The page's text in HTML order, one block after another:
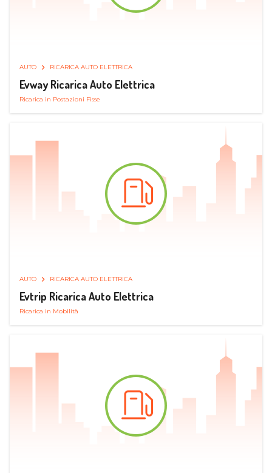
AUTO RICARICA AUTO ELETTRICA
Evway Ricarica Auto Elettrica
Ricarica in Postazioni Fisse
AUTO RICARICA AUTO ELETTRICA
Evtrip Ricarica Auto Elettrica
Ricarica in Mobilità